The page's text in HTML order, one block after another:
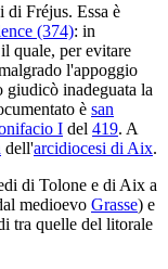
di Fréjus. Essa è
(374): in
quale, per evitare
l'appoggio
giudicò inadeguata la
è san
I del 419. A
dell'arcidiocesi di Aix.
di Tolone e di Aix a
medioevo Grasse) e
tra quelle del litorale